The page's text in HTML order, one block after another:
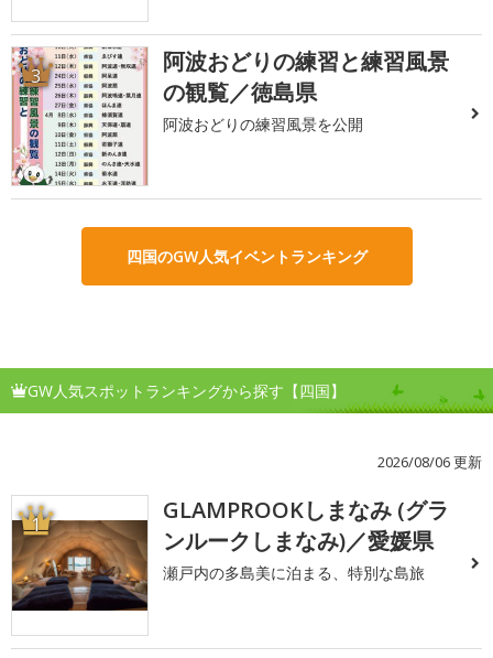
3
阿波おどりの練習と練習風景
の観覧／徳島県
阿波おどりの練習風景を公開
四国のGW人気イベントランキング
GW人気スポットランキングから探す【四国】
2026/08/06 更新
1
GLAMPROOKしまなみ (グラ
ンルークしまなみ)／愛媛県
瀬戸内の多島美に泊まる、特別な島旅